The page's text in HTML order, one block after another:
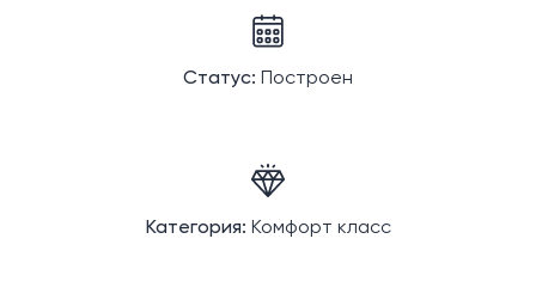
Статус: Построен
Категория: Комфорт класс